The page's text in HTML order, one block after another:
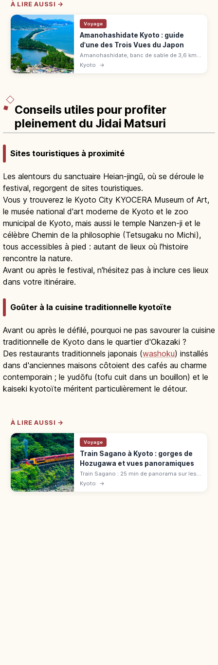
À LIRE AUSSI →
Voyage
Amanohashidate Kyoto : guide
d'une des Trois Vues du Japon
Amanohashidate, banc de sable de 3,6 km
bordé de 6 700 pins : une des Trois Vues du
Japon. Panoramas, vélo, spécialités, accès
Kyoto →
Conseils utiles pour profiter
pleinement du Jidai Matsuri
Sites touristiques à proximité
Les alentours du sanctuaire Heian-jingū, où se déroule le
festival, regorgent de sites touristiques.
Vous y trouverez le Kyoto City KYOCERA Museum of Art,
le musée national d'art moderne de Kyoto et le zoo
municipal de Kyoto, mais aussi le temple Nanzen-ji et le
célèbre Chemin de la philosophie (Tetsugaku no Michi),
tous accessibles à pied : autant de lieux où l'histoire
rencontre la nature.
Avant ou après le festival, n'hésitez pas à inclure ces lieux
dans votre itinéraire.
Goûter à la cuisine traditionnelle kyotoïte
Avant ou après le défilé, pourquoi ne pas savourer la cuisine
traditionnelle de Kyoto dans le quartier d'Okazaki ?
Des restaurants traditionnels japonais (washoku) installés
dans d'anciennes maisons côtoient des cafés au charme
contemporain ; le yudōfu (tofu cuit dans un bouillon) et le
kaiseki kyotoïte méritent particulièrement le détour.
À LIRE AUSSI →
Voyage
Train Sagano à Kyoto : gorges de
Hozugawa et vues panoramiques
Train Sagano : 25 min de panorama sur les
gorges de Hozugawa (7,3 km). Tarif 880 ¥,
voiture « The Rich », réservation cerisiers et
Kyoto →